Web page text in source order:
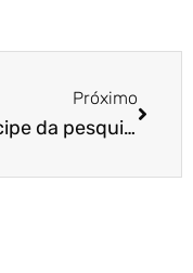
Próximo
Participe da pesquisa sobre o relacionamento entre tutores e pets